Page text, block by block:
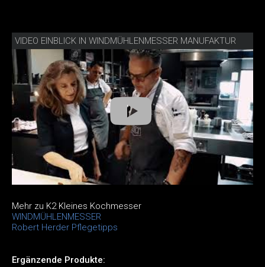
VIDEO EINBLICK IN WINDMÜHLENMESSER MANUFAKTUR
Mehr zu K2 Kleines Kochmesser
WINDMÜHLENMESSER
Robert Herder Pflegetipps
Ergänzende Produkte: